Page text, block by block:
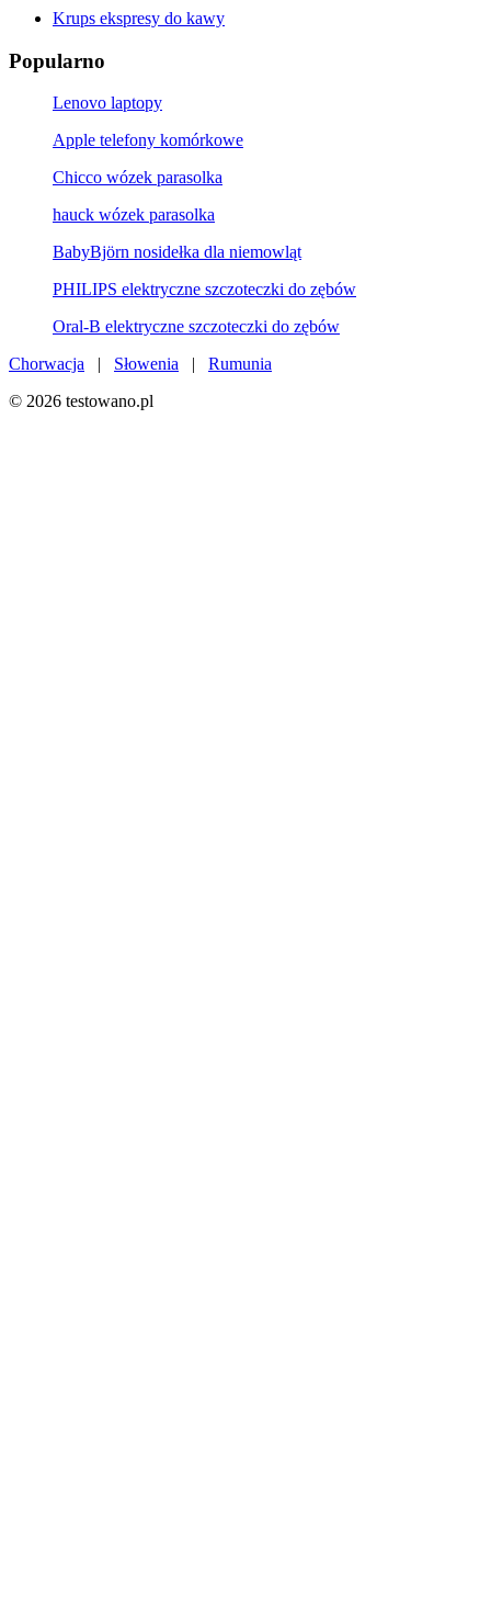
Krups ekspresy do kawy
Popularno
Lenovo laptopy
Apple telefony komórkowe
Chicco wózek parasolka
hauck wózek parasolka
BabyBjörn nosidełka dla niemowląt
PHILIPS elektryczne szczoteczki do zębów
Oral-B elektryczne szczoteczki do zębów
Chorwacja | Słowenia | Rumunia
© 2026 testowano.pl